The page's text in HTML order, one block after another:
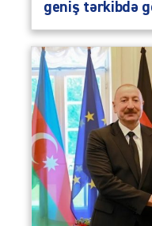
geniş tərkibdə